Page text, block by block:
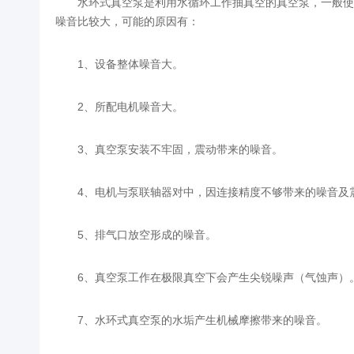
噪音比较大，可能的原因有：
1、设备整体噪音大。
2、所配电机噪音大。
3、真空泵安装不牢固，震动带来的噪音。
4、电机与泵联轴器对中，因连接精度不够带来的噪音及
5、排气口放空形成的噪音。
6、真空泵工作在极限真空下会产生尖锐噪声（气蚀声）。
7、水环式真空泵的水垢产生机械摩擦带来的噪音。